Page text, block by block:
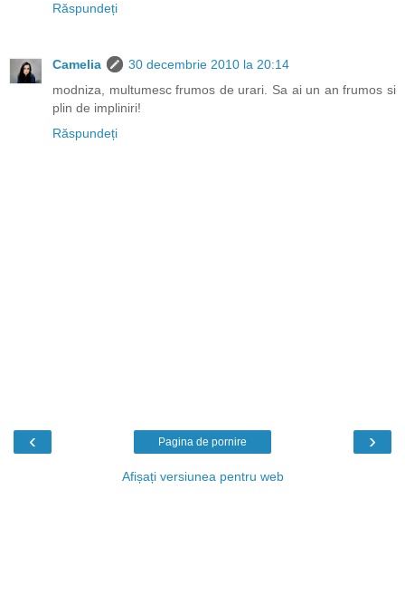
Răspundeți
Camelia
30 decembrie 2010 la 20:14
modniza, multumesc frumos de urari. Sa ai un an frumos si
plin de impliniri!
Răspundeți
‹ ›
Pagina de pornire
Afișați versiunea pentru web